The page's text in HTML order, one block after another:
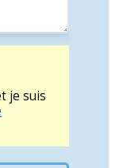
je suis